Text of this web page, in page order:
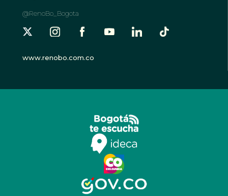
@RenoBo_Bogota
www.renobo.com.co